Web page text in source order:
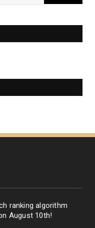
ranking algorithm
August 10th!